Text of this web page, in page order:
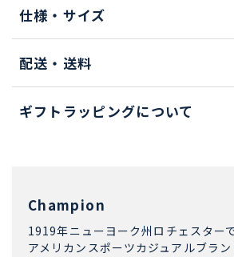
仕様・サイズ
配送・送料
ギフトラッピングについて
Champion
1919年ニューヨーク州ロチェスター
アメリカンスポーツカジュアルブラ